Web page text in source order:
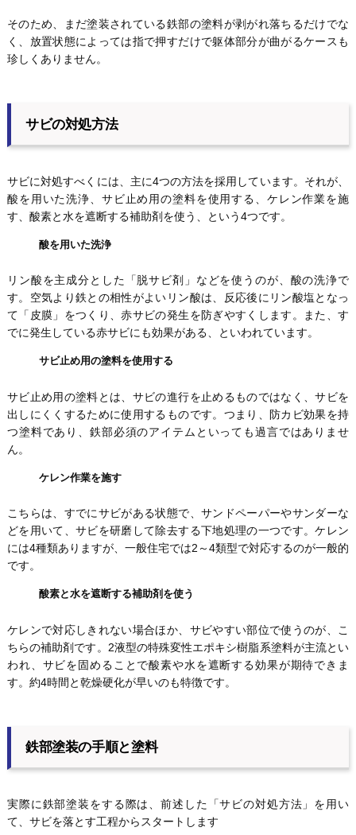
そのため、まだ塗装されている鉄部の塗料が剥がれ落ちるだけでな
く、放置状態によっては指で押すだけで躯体部分が曲がるケースも
珍しくありません。
サビの対処方法
サビに対処すべくには、主に4つの方法を採用しています。それが、
酸を用いた洗浄、サビ止め用の塗料を使用する、ケレン作業を施
す、酸素と水を遮断する補助剤を使う、という4つです。
酸を用いた洗浄
リン酸を主成分とした「脱サビ剤」などを使うのが、酸の洗浄で
す。空気より鉄との相性がよいリン酸は、反応後にリン酸塩となっ
て「皮膜」をつくり、赤サビの発生を防ぎやすくします。また、す
でに発生している赤サビにも効果がある、といわれています。
サビ止め用の塗料を使用する
サビ止め用の塗料とは、サビの進行を止めるものではなく、サビを
出しにくくするために使用するものです。つまり、防カビ効果を持
つ塗料であり、鉄部必須のアイテムといっても過言ではありませ
ん。
ケレン作業を施す
こちらは、すでにサビがある状態で、サンドペーパーやサンダーな
どを用いて、サビを研磨して除去する下地処理の一つです。ケレン
には4種類ありますが、一般住宅では2～4類型で対応するのが一般的
です。
酸素と水を遮断する補助剤を使う
ケレンで対応しきれない場合ほか、サビやすい部位で使うのが、こ
ちらの補助剤です。2液型の特殊変性エポキシ樹脂系塗料が主流とい
われ、サビを固めることで酸素や水を遮断する効果が期待できま
す。約4時間と乾燥硬化が早いのも特徴です。
鉄部塗装の手順と塗料
実際に鉄部塗装をする際は、前述した「サビの対処方法」を用い
て、サビを落とす工程からスタートします